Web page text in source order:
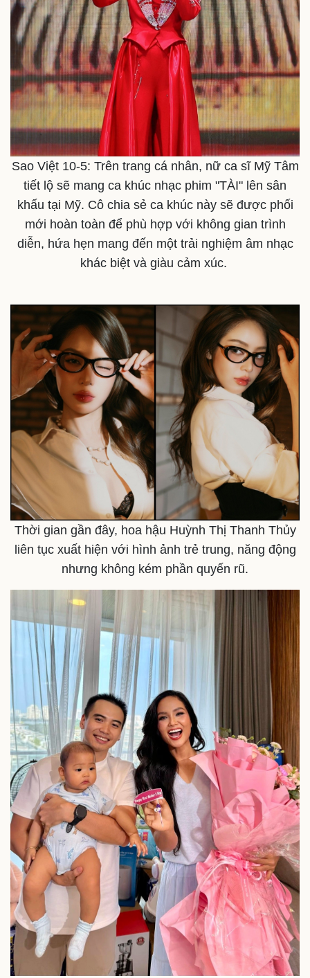
Thế giới
Quan sát
Cuộc sống đó đây
Hồ sơ
Multimedia
Video
Ảnh
E-Magazine
Infographic
Khởi nghiệp
Thị trường
Tỷ giá
Chứng khoán
Giá cà phê
Sao Việt 10-5: Trên trang cá nhân, nữ ca sĩ Mỹ Tâm
tiết lộ sẽ mang ca khúc nhạc phim "TÀI" lên sân
khấu tại Mỹ. Cô chia sẻ ca khúc này sẽ được phối
mới hoàn toàn để phù hợp với không gian trình
diễn, hứa hẹn mang đến một trải nghiệm âm nhạc
khác biệt và giàu cảm xúc.
Thời gian gần đây, hoa hậu Huỳnh Thị Thanh Thủy
liên tục xuất hiện với hình ảnh trẻ trung, năng động
nhưng không kém phần quyến rũ.